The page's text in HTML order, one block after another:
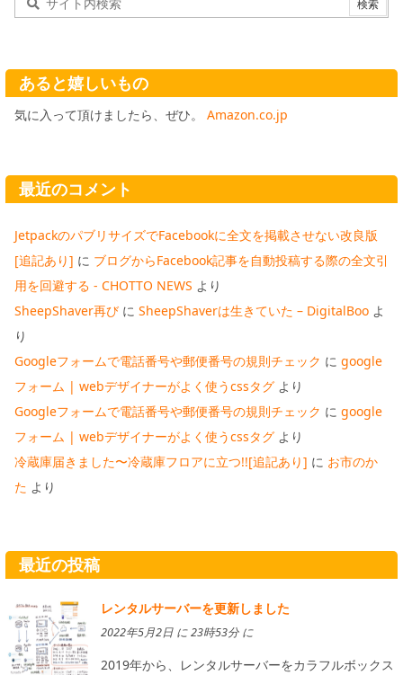
あると嬉しいもの
気に入って頂けましたら、ぜひ。 Amazon.co.jp
最近のコメント
JetpackのパブリサイズでFacebookに全文を掲載させない改良版
[追記あり] に ブログからFacebook記事を自動投稿する際の全文引
用を回避する - CHOTTO NEWS より
SheepShaver再び に SheepShaverは生きていた – DigitalBoo よ
り
Googleフォームで電話番号や郵便番号の規則チェック に google
フォーム | webデザイナーがよく使うcssタグ より
Googleフォームで電話番号や郵便番号の規則チェック に google
フォーム | webデザイナーがよく使うcssタグ より
冷蔵庫届きました〜冷蔵庫フロアに立つ!![追記あり] に お市のか
た より
最近の投稿
レンタルサーバーを更新しました
2022年5月2日 に 23時53分 に
2019年から、レンタルサーバーをカラフルボックス